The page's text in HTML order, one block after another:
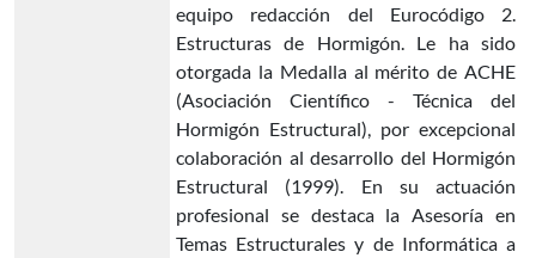
equipo redacción del Eurocódigo 2.
Estructuras de Hormigón. Le ha sido
otorgada la Medalla al mérito de ACHE
(Asociación Científico - Técnica del
Hormigón Estructural), por excepcional
colaboración al desarrollo del Hormigón
Estructural (1999). En su actuación
profesional se destaca la Asesoría en
Temas Estructurales y de Informática a